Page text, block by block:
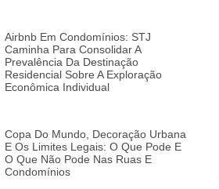
Airbnb Em Condomínios: STJ
Caminha Para Consolidar A
Prevalência Da Destinação
Residencial Sobre A Exploração
Econômica Individual
Copa Do Mundo, Decoração Urbana
E Os Limites Legais: O Que Pode E
O Que Não Pode Nas Ruas E
Condomínios